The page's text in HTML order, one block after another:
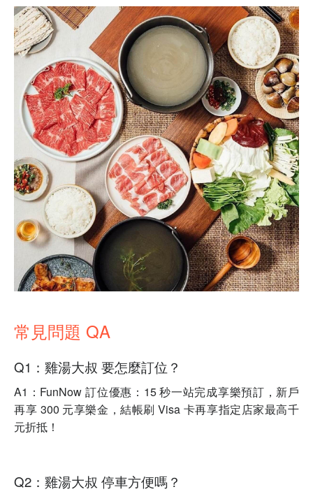
常見問題 QA
Q1：雞湯大叔 要怎麼訂位？
A1：FunNow 訂位優惠：15 秒一站完成享樂預訂，新戶
再享 300 元享樂金，結帳刷 Visa 卡再享指定店家最高千
元折抵！
Q2：雞湯大叔 停車方便嗎？